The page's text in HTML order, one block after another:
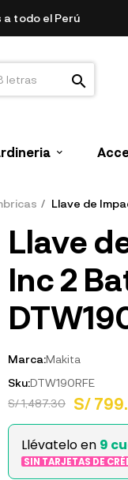
a todo el Perú
search
Llave de
Llave
Inc 2
Marca:Makita
Sku:DTW190RFE
S/ 1,487.30
S/
Llévatelo en 9
SIN TARJETAS DE